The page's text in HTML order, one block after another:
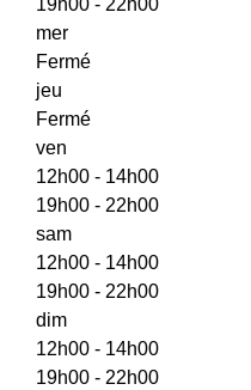
19h00 - 22h00
mer
Fermé
jeu
Fermé
ven
12h00 - 14h00
19h00 - 22h00
sam
12h00 - 14h00
19h00 - 22h00
dim
12h00 - 14h00
19h00 - 22h00